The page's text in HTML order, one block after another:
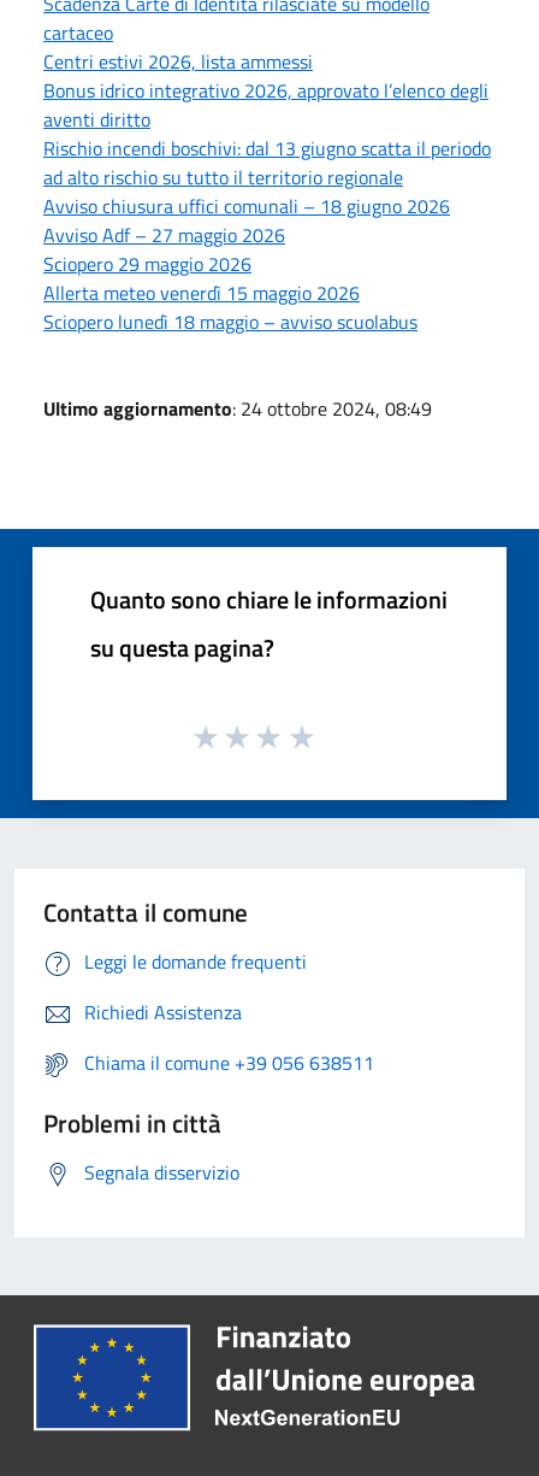
cartaceo
Centri estivi 2026, lista ammessi
Bonus idrico integrativo 2026, approvato l’elenco degli
aventi diritto
Rischio incendi boschivi: dal 13 giugno scatta il periodo
ad alto rischio su tutto il territorio regionale
Avviso chiusura uffici comunali – 18 giugno 2026
Avviso Adf – 27 maggio 2026
Sciopero 29 maggio 2026
Allerta meteo venerdì 15 maggio 2026
Sciopero lunedì 18 maggio – avviso scuolabus
Ultimo aggiornamento: 24 ottobre 2024, 08:49
Quanto sono chiare le informazioni
su questa pagina?
Contatta il comune
Leggi le domande frequenti
Richiedi Assistenza
Chiama il comune +39 056 638511
Problemi in città
Segnala disservizio